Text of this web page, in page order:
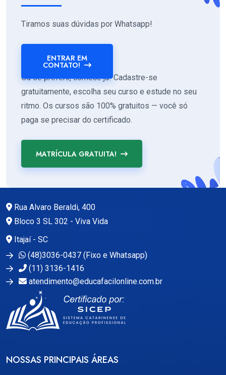
Tiramos suas dúvidas por Whatsapp!
ENTRAR EM
CONTATO!
Ou se preferir, comece já! Cadastre-se
gratuitamente, escolha seu curso e estude no seu
ritmo. Os cursos são 100% gratuitos — você só
paga se precisar do certificado.
MATRÍCULA GRATUITA!
Rua Alvaro Beraldi, 400
Bloco 3 SL 302 - Viva Vida
Itajaí - SC
(48)3036-0437 (Fixo e Whatsapp)
(11) 3136-1416
atendimento@educafacilonline.com.br
NOSSAS PRINCIPAIS ÁREAS